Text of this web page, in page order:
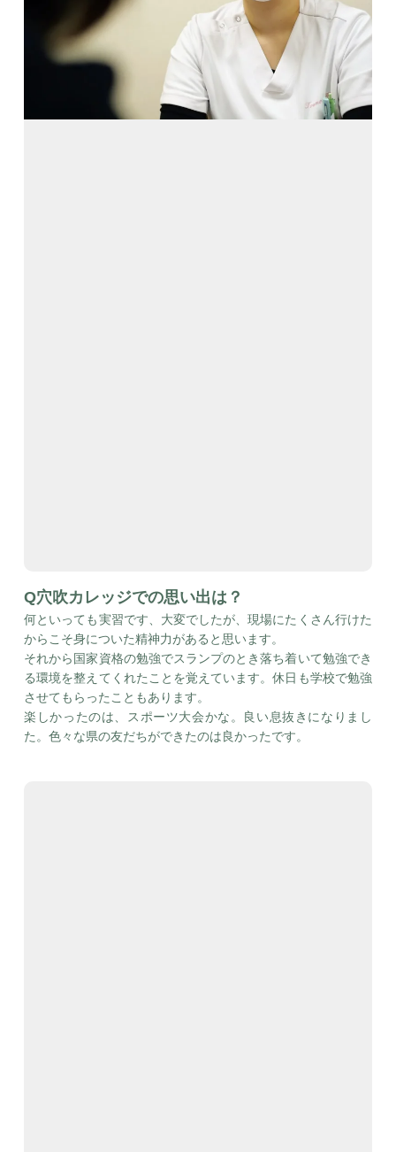
Q穴吹カレッジでの思い出は？
何といっても実習です、大変でしたが、現場にたくさん行けた
からこそ身についた精神力があると思います。
それから国家資格の勉強でスランプのとき落ち着いて勉強でき
る環境を整えてくれたことを覚えています。休日も学校で勉強
させてもらったこともあります。
楽しかったのは、スポーツ大会かな。良い息抜きになりまし
た。色々な県の友だちができたのは良かったです。